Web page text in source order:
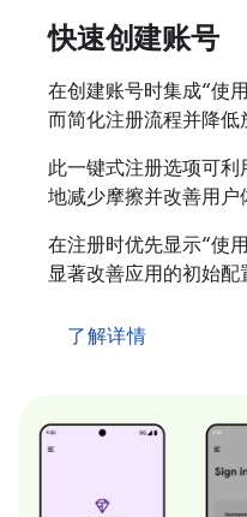
快速创建账号
在创建账号时集成“使
而简化注册流程并降低
此一键式注册选项可
地减少摩擦并改善用户
在注册时优先显示“使
显著改善应用的初始配
了解详情